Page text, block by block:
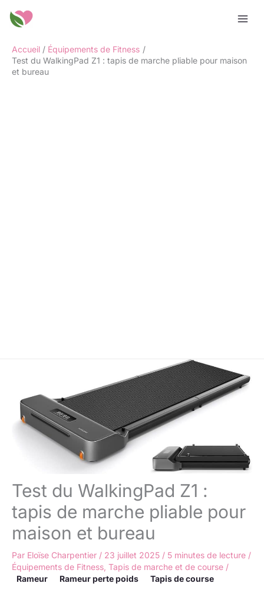
Accueil
Équipements de Fitness
Test du WalkingPad Z1 : tapis de marche pliable pour maison
et bureau
Test du WalkingPad Z1 :
tapis de marche pliable pour
maison et bureau
Par Eloïse Charpentier / 23 juillet 2025 / 5 minutes de lecture /
Équipements de Fitness Tapis de marche et de course /
Rameur
Rameur perte poids Tapis de course